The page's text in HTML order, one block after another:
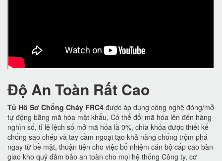
Độ An Toàn Rất Cao
Tủ Hồ Sơ Chống Cháy FRC4 được áp dụng công nghệ đóng/mở
tự động bằng mã hóa mật khẩu, Có thể đổi mã hóa lên đến hàng
nghìn số, tỉ lệ lệch số mở mã hóa là 0%, chìa khóa được thiết kế
chống sao chép và tay cầm ngoại tạo khả năng chống trộm phá
ngay từ bề mặt, thuận tiện cho việc bổ nhiệm cán bộ cấp cao bàn
giao kho quỹ đảm bảo an toàn cho mọi hệ thống Công ty, cơ